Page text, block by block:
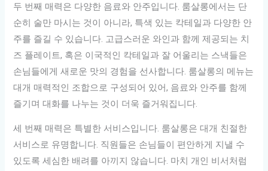
두 번째 매력은 다양한 음료와 안주입니다. 룸살롱에서는 단
순히 술만 마시는 것이 아니라, 특색 있는 칵테일과 다양한 안
주를 즐길 수 있습니다. 고급스러운 와인과 함께 제공되는 치
즈 플레이트, 혹은 이국적인 칵테일과 잘 어울리는 스낵들은
손님들에게 새로운 맛의 경험을 선사합니다. 룸살롱의 메뉴는
대개 매력적인 조합으로 구성되어 있어, 음료와 안주를 함께
즐기며 대화를 나누는 것이 더욱 즐거워집니다.
세 번째 매력은 특별한 서비스입니다. 룸살롱은 대개 친절한
서비스로 유명합니다. 직원들은 손님들이 편안하게 지낼 수
있도록 세심한 배려를 아끼지 않습니다. 마치 개인 비서처럼